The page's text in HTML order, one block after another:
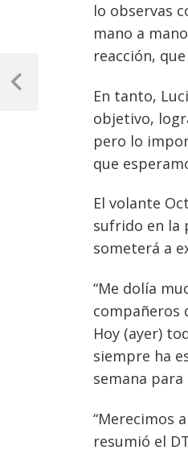
lo observas
mano a
reacción,
En tanto,
objetivo,
pero lo
que
El volante
sufrido en la
someterá a
“Me dolía
compañeros
Hoy (ayer)
siempre ha
semana
“Merecimos
resumió el
Navegación
de
Previous